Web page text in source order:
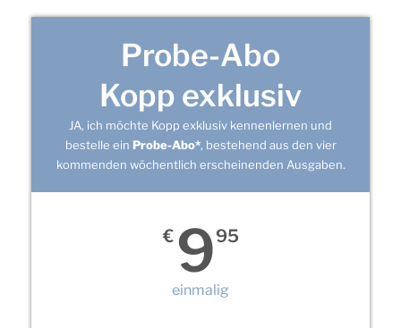
Probe-Abo
Kopp exklusiv
JA, ich möchte Kopp exklusiv kennenlernen und
bestelle ein Probe-Abo*, bestehend aus den vier
kommenden wöchentlich erscheinenden Ausgaben.
€ 995
einmalig